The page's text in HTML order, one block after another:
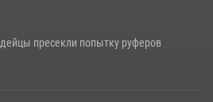
пресекли попытку руферов